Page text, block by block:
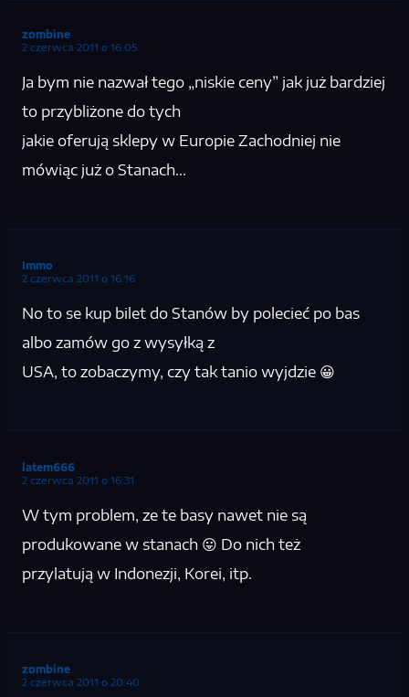
zombine
2 czerwca 2011 o 16:05
Ja bym nie nazwał tego „niskie ceny” jak już bardziej
to przybliżone do tych
jakie oferują sklepy w Europie Zachodniej nie
mówiąc już o Stanach…
Immo
2 czerwca 2011 o 16:16
No to se kup bilet do Stanów by polecieć po bas
albo zamów go z wysyłką z
USA, to zobaczymy, czy tak tanio wyjdzie 😀
latem666
2 czerwca 2011 o 16:31
W tym problem, ze te basy nawet nie są
produkowane w stanach 😛 Do nich też
przylatują w Indonezji, Korei, itp.
zombine
2 czerwca 2011 o 20:40